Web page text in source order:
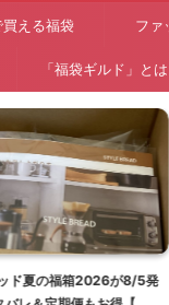
える福袋 ファ
「福袋ギルド」とは
ド夏の福箱2026が8/5発